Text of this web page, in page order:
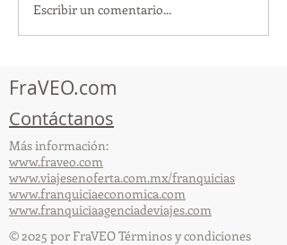
TourTravelynByFraveo
participó en la
Escribir un comentario...
FraVEO.com
Contáctanos
Más información:
www.fraveo.com
www.viajesenoferta.com.mx/franquicias
www.franquiciaeconomica.com
www.franquiciaagenciadeviajes.com
© 2025 por FraVEO Términos y condiciones